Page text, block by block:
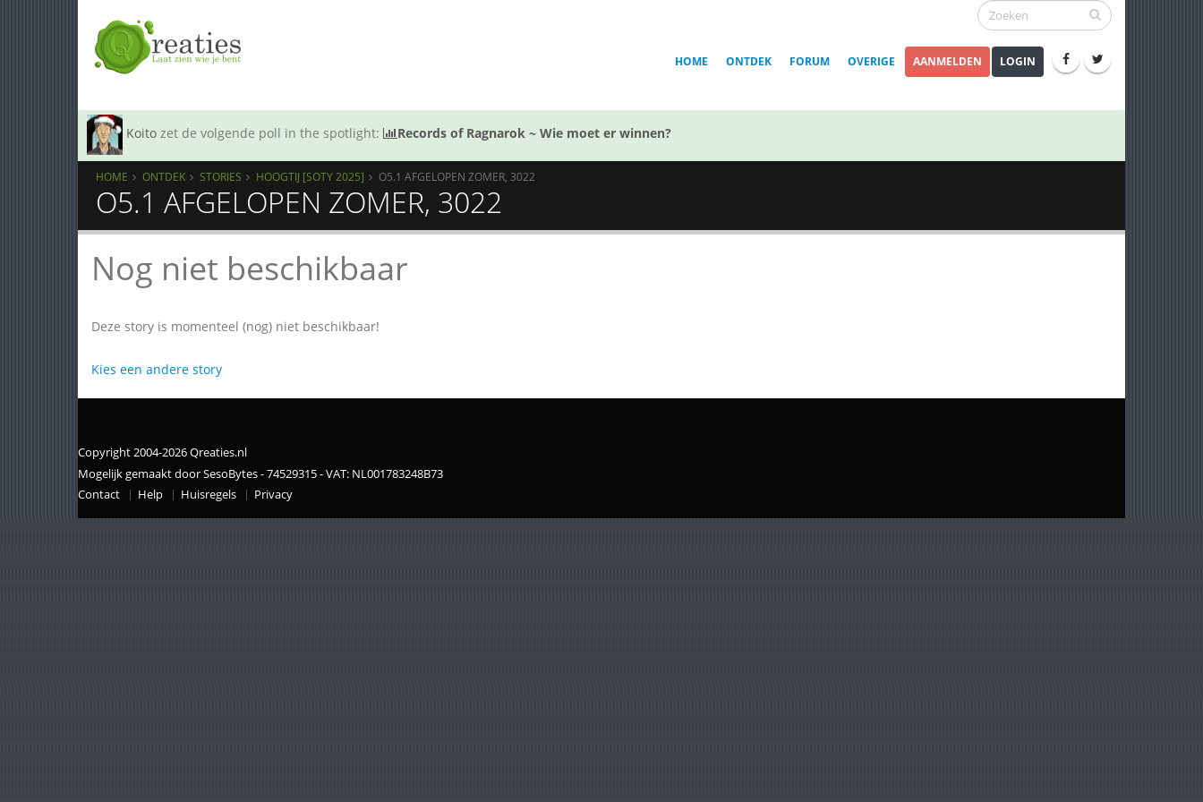
HOME ONTDEK FORUM OVERIGE AANMELDEN LOGIN
Koito zet de volgende poll in the spotlight: Records of Ragnarok ~ Wie moet er winnen?
HOME ONTDEK STORIES HOOGTIJ [SOTY 2025] O5.1 AFGELOPEN ZOMER, 3022
O5.1 AFGELOPEN ZOMER, 3022
Nog niet beschikbaar
Deze story is momenteel (nog) niet beschikbaar!
Kies een andere story
Copyright 2004-2026 Qreaties.nl
Mogelijk gemaakt door SesoBytes - 74529315 - VAT: NL001783248B73
Contact
Help Huisregels Privacy